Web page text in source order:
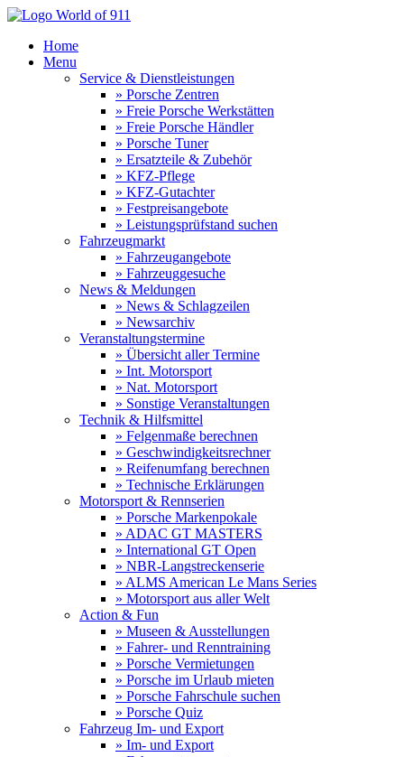
Home
Menu
Service & Dienstleistungen
» Porsche Zentren
» Freie Porsche Werkstätten
» Freie Porsche Händler
» Porsche Tuner
» Ersatzteile & Zubehör
» KFZ-Pflege
» KFZ-Gutachter
» Festpreisangebote
» Leistungsprüfstand suchen
Fahrzeugmarkt
» Fahrzeugangebote
» Fahrzeuggesuche
News & Meldungen
» News & Schlagzeilen
» Newsarchiv
Veranstaltungstermine
» Übersicht aller Termine
» Int. Motorsport
» Nat. Motorsport
» Sonstige Veranstaltungen
Technik & Hilfsmittel
» Felgenmaße berechnen
» Geschwindigkeitsrechner
» Reifenumfang berechnen
» Technische Erklärungen
Motorsport & Rennserien
» Porsche Markenpokale
» ADAC GT MASTERS
» International GT Open
» NBR-Langstreckenserie
» ALMS American Le Mans Series
» Motorsport aus aller Welt
Action & Fun
» Museen & Ausstellungen
» Fahrer- und Renntraining
» Porsche Vermietungen
» Porsche im Urlaub mieten
» Porsche Fahrschule suchen
» Porsche Quiz
Fahrzeug Im- und Export
» Im- und Export